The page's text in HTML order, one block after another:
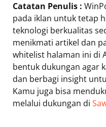
Catatan Penulis :
pada iklan untuk tetap
teknologi berkualitas
menikmati artikel dan
whitelist halaman ini di
bentuk dukungan agar
dan berbagi insight
Kamu juga bisa
melalui dukungan di